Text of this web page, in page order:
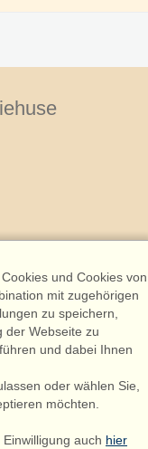
Lønne
und Cookies von
mit zugehörigen
zu speichern,
der Webseite zu
und dabei Ihnen
oder wählen Sie,
möchten.
Einwilligung auch hier